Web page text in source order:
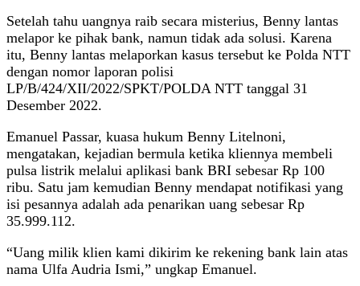
Setelah tahu uangnya raib secara misterius, Benny lantas
melapor ke pihak bank, namun tidak ada solusi. Karena
itu, Benny lantas melaporkan kasus tersebut ke Polda NTT
dengan nomor laporan polisi
LP/B/424/XII/2022/SPKT/POLDA NTT tanggal 31
Desember 2022.
Emanuel Passar, kuasa hukum Benny Litelnoni,
mengatakan, kejadian bermula ketika kliennya membeli
pulsa listrik melalui aplikasi bank BRI sebesar Rp 100
ribu. Satu jam kemudian Benny mendapat notifikasi yang
isi pesannya adalah ada penarikan uang sebesar Rp
35.999.112.
“Uang milik klien kami dikirim ke rekening bank lain atas
nama Ulfa Audria Ismi,” ungkap Emanuel.